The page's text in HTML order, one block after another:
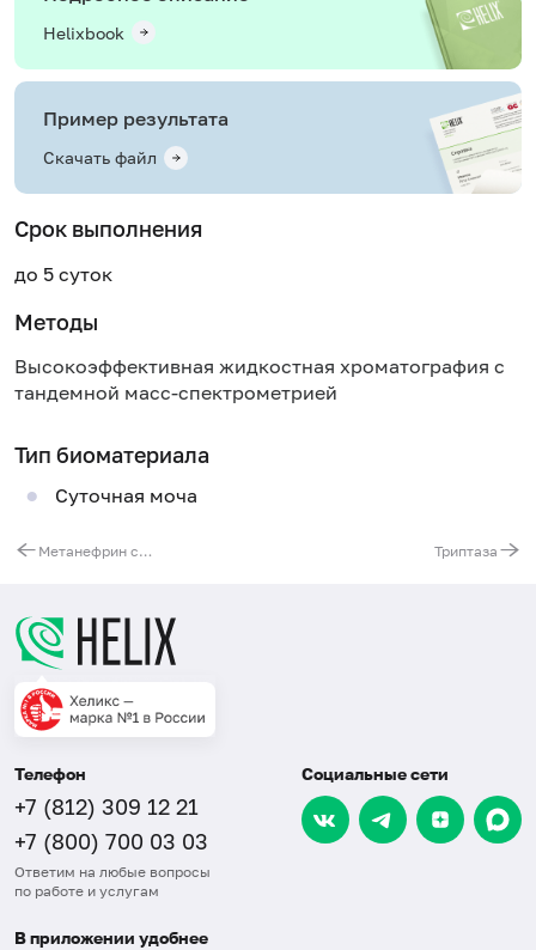
Helixbook
Пример результата
Скачать файл
Срок выполнения
до 5 суток
Методы
Высокоэффективная жидкостная хроматография с
тандемной масс-спектрометрией
Тип биоматериала
Суточная моча
Метанефрин свободный и норметанефрин свободный в моче Триптаза
Телефон
+7 (812) 309 12 21
+7 (800) 700 03 03
Ответим на любые вопросы
по работе и услугам
Социальные сети
В приложении удобнее